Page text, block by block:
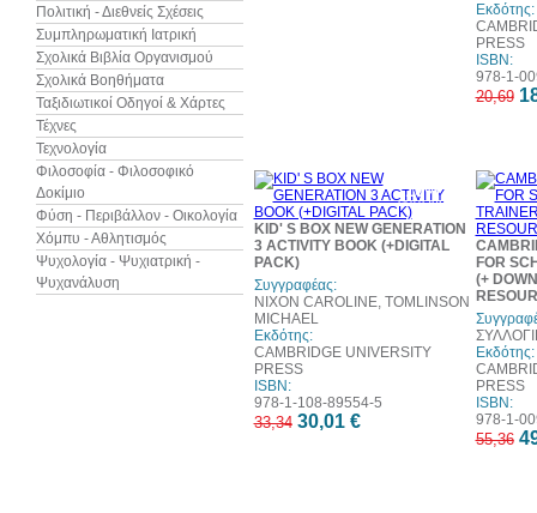
Πολιτική - Διεθνείς Σχέσεις
Συμπληρωματική Ιατρική
Σχολικά Βιβλία Οργανισμού
Σχολικά Βοηθήματα
Ταξιδιωτικοί Οδηγοί & Χάρτες
Τέχνες
Τεχνολογία
Φιλοσοφία - Φιλοσοφικό
Δοκίμιο
Φύση - Περιβάλλον - Οικολογία
Χόμπυ - Αθλητισμός
Ψυχολογία - Ψυχιατρική -
Ψυχανάλυση
Εκδότης:
PRESS
ISBN:
978-1-
20,69
10%
έκπτωση
KID' S BOX NEW GENERATION
3 ACTIVITY BOOK (+DIGITAL
PACK)
Συγγραφέας:
NIXON CAROLINE, TOMLINSON
MICHAEL
Εκδότης:
CAMBRIDGE UNIVERSITY
PRESS
ISBN:
978-1-108-89554-5
33,34 30,01 €
FOR
(+
Εκδότης:
PRESS
ISBN:
978-1-
55,36